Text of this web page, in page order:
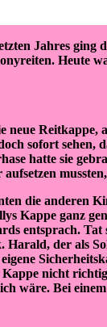
Jahres ging
Heute
neue Reitkappe,
sofort sehen,
hatte sie
aufsetzen
die anderen
Kappe ganz
entsprach.
Harald, der als
Kappe nicht
wäre. Bei